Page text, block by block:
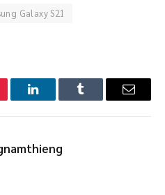
Galaxy S21
LinkedInTumblr Email